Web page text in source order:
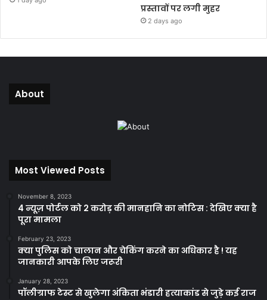
प्रस्तावों पर लगी मुहर
2 days ago
About
Most Viewed Posts
November 8, 2023
4 न्यूज़ पोर्टल को 2 करोड़ की मानहानि का नोटिस : देखिए क्या है
पूरा मामला
February 23, 2023
क्या पुलिस को चालान और चेकिंग करने का अधिकार है ! यह
जानकारी आपके लिए जरूरी
January 28, 2023
पॉलीग्राफ टेस्ट से खुलेगा अंकिता भंडारी हत्याकांड से जुड़े कई राज